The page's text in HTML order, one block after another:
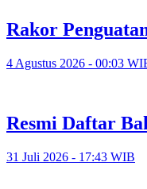
Rakor
4 Agustus 2026 - 00:03
Resmi Daftar
31 Juli 2026 - 17:43 WIB